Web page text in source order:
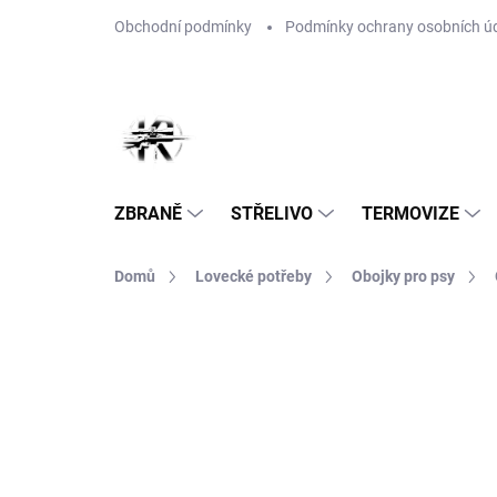
Obchodní podmínky Podmínky ochrany osobních
ZBRANĚ STŘELIVO TERMOVIZE
Domů Lovecké potřeby Obojky pro psy